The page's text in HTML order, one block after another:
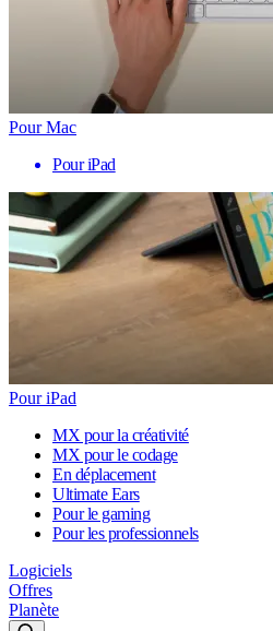
Pour Mac
Pour iPad
Pour iPad
MX pour la créativité
MX pour le codage
En déplacement
Ultimate Ears
Pour le gaming
Pour les professionnels
Logiciels
Offres
Planète